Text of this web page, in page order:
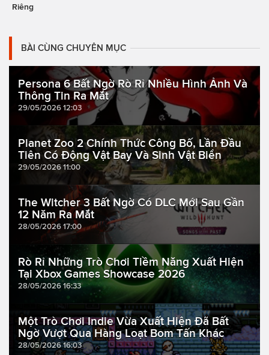
Riêng
BÀI CÙNG CHUYÊN MỤC
Persona 6 Bất Ngờ Rò Rỉ Nhiều Hình Ảnh Và
Thông Tin Ra Mắt
29/05/2026 12:03
Planet Zoo 2 Chính Thức Công Bố, Lần Đầu
Tiên Có Động Vật Bay Và Sinh Vật Biển
29/05/2026 11:00
The Witcher 3 Bất Ngờ Có DLC Mới Sau Gần
12 Năm Ra Mắt
28/05/2026 17:00
Rò Rỉ Những Trò Chơi Tiềm Năng Xuất Hiện
Tại Xbox Games Showcase 2026
28/05/2026 16:33
Một Trò Chơi Indie Vừa Xuất Hiện Đã Bất
Ngờ Vượt Qua Hàng Loạt Bom Tấn Khác
28/05/2026 16:03